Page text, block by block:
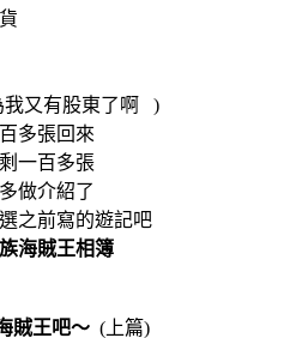
我又有股東了啊 )
多張回來
一百多張
做介紹了
之前寫的遊記吧
海賊王相簿
賊王吧～ (上篇)